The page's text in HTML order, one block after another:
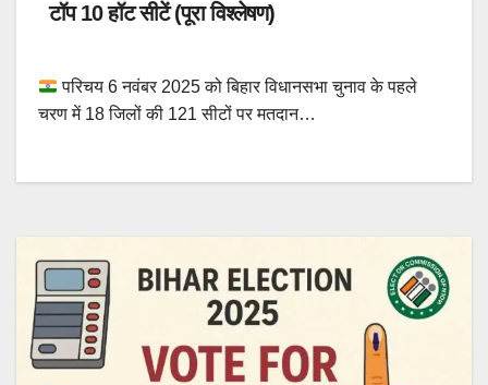
टॉप 10 हॉट सीटें (पूरा विश्लेषण)
परिचय 6 नवंबर 2025 को बिहार विधानसभा चुनाव के पहले
चरण में 18 जिलों की 121 सीटों पर मतदान…